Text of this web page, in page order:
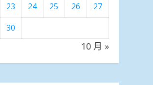
23 24 25 26
27
30
10 月 »